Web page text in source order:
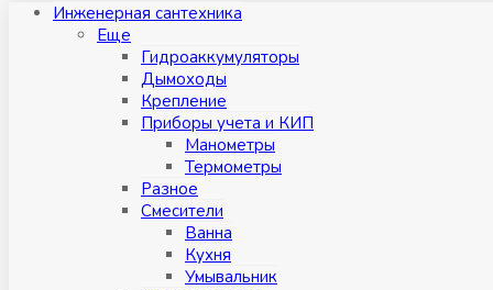
Инженерная сантехника
Eще
Гидроаккумуляторы
Дымоходы
Крепление
Приборы учета и КИП
Манометры
Термометры
Разное
Смесители
Ванна
Кухня
Умывальник